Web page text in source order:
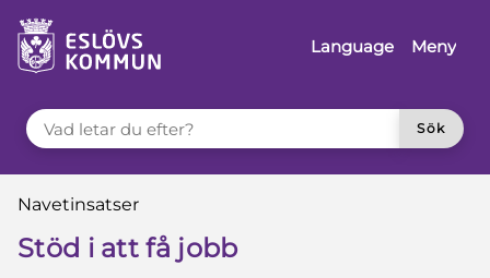
till innehåll
Language
Meny
VAD LETAR DU EFTER?
Sök
Du är här:
Navetinsatser
Stöd i att få jobb